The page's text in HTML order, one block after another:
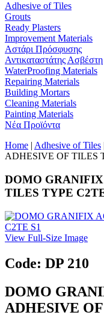
Adhesive of Tiles
Grouts
Ready Plasters
Improvement Materials
Αστάρι Πρόσφυσης
Αντικαταστάτης Ασβέστη
WaterProofing Materials
Repairing Materials
Building Mortars
Cleaning Materials
Painting Materials
Νέα Προϊόντα
Home | Adhesive of Tiles
ADHESIVE OF TILES
DOMO
TILES TYPE
View Full-Size Image
Code: DP 210
DOMO
ADHESIVE